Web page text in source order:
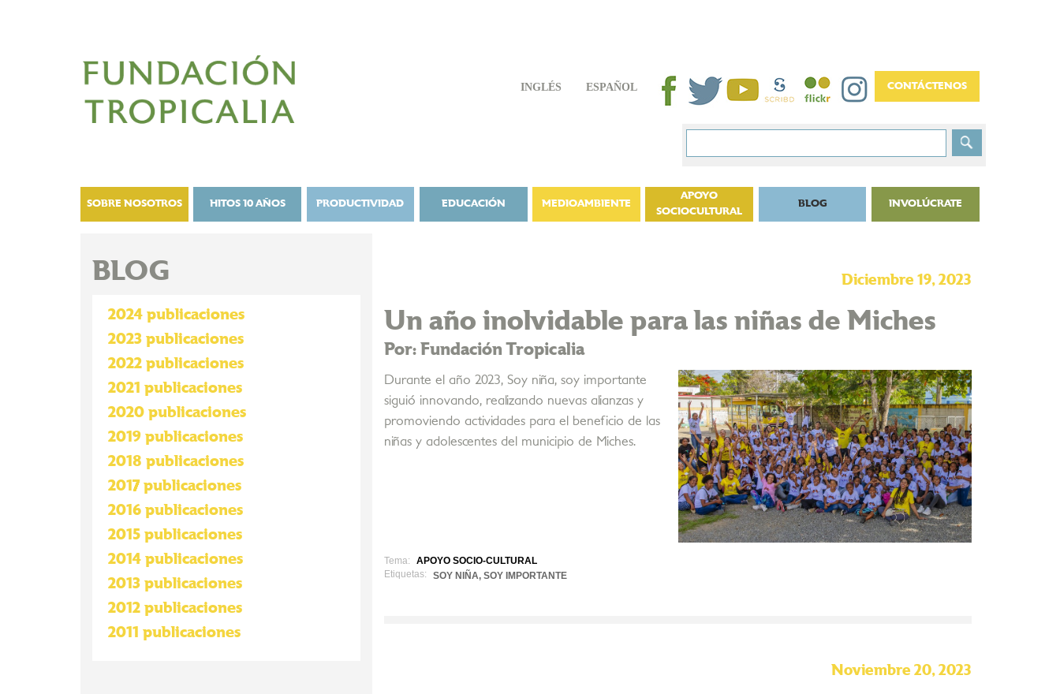
INGLÉS ESPAÑOL
SOBRE NOSOTROS HITOS 10 AÑOS PRODUCTIVIDAD EDUCACIÓN MEDIOAMBIENTE
APOYO
SOCIOCULTURAL
BLOG INVOLÚCRATE
Diciembre 19, 2023
Un año inolvidable para las niñas de Miches
Por: Fundación Tropicalia
Durante el año 2023, Soy niña, soy importante
siguió innovando, realizando nuevas alianzas y
promoviendo actividades para el beneficio de las
niñas y adolescentes del municipio de Miches.
Tema:
APOYO SOCIO-CULTURAL
Etiquetas:
SOY NIÑA, SOY IMPORTANTE
Noviembre 20, 2023
BLOG
2024 publicaciones
2023 publicaciones
2022 publicaciones
2021 publicaciones
2020 publicaciones
2019 publicaciones
2018 publicaciones
2017 publicaciones
2016 publicaciones
2015 publicaciones
2014 publicaciones
2013 publicaciones
2012 publicaciones
2011 publicaciones